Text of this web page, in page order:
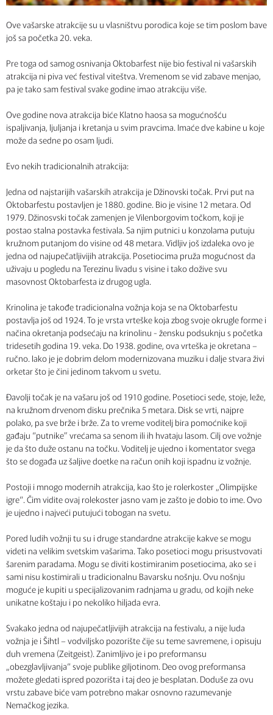
Ove vašarske atrakcije su u vlasništvu porodica koje se tim poslom bave
još sa početka 20. veka.
Pre toga od samog osnivanja Oktobarfest nije bio festival ni vašarskih
atrakcija ni piva već festival viteštva. Vremenom se vid zabave menjao,
pa je tako sam festival svake godine imao atrakciju više.
Ove godine nova atrakcija biće Klatno haosa sa mogućnošću
ispaljivanja, ljuljanja i kretanja u svim pravcima. Imaće dve kabine u koje
može da sedne po osam ljudi.
Evo nekih tradicionalnih atrakcija:
Jedna od najstarijih vašarskih atrakcija je Džinovski točak. Prvi put na
Oktobarfestu postavljen je 1880. godine. Bio je visine 12 metara. Od
1979. Džinosvski točak zamenjen je Vilenborgovim točkom, koji je
postao stalna postavka festivala. Sa njim putnici u konzolama putuju
kružnom putanjom do visine od 48 metara. Vidljiv još izdaleka ovo je
jedna od najupečatljivijih atrakcija. Posetiocima pruža mogućnost da
uživaju u pogledu na Terezinu livadu s visine i tako dožive svu
masovnost Oktobarfesta iz drugog ugla.
Krinolina je takođe tradicionalna vožnja koja se na Oktobarfestu
postavlja još od 1924. To je vrsta vrteške koja zbog svoje okrugle forme i
načina okretanja podsećaju na krinolinu - žensku podsuknju s početka
tridesetih godina 19. veka. Do 1938. godine, ova vrteška je okretana –
ručno. Iako je je dobrim delom modernizovana muziku i dalje stvara živi
orketar što je čini jedinom takvom u svetu.
Đavolji točak je na vašaru još od 1910 godine. Posetioci sede, stoje, leže,
na kružnom drvenom disku prečnika 5 metara. Disk se vrti, najpre
polako, pa sve brže i brže. Za to vreme voditelj bira pomoćnike koji
gađaju “putnike” vrećama sa senom ili ih hvataju lasom. Cilj ove vožnje
je da što duže ostanu na točku. Voditelj je ujedno i komentator svega
što se događa uz šaljive doetke na račun onih koji ispadnu iz vožnje.
Postoji i mnogo modernih atrakcija, kao što je rolerkoster „Olimpijske
igre“. Čim vidite ovaj rolekoster jasno vam je zašto je dobio to ime. Ovo
je ujedno i najveći putujući tobogan na svetu.
Pored ludih vožnji tu su i druge standardne atrakcije kakve se mogu
videti na velikim svetskim vašarima. Tako posetioci mogu prisustvovati
šarenim paradama. Mogu se diviti kostimiranim posetiocima, ako se i
sami nisu kostimirali u tradicionalnu Bavarsku nošnju. Ovu nošnju
moguće je kupiti u specijalizovanim radnjama u gradu, od kojih neke
unikatne koštaju i po nekoliko hiljada evra.
Svakako jedna od najupečatljivijih atrakcija na festivalu, a nije luda
vožnja je i Šihtl – vodviljsko pozorište čije su teme savremene, i opisuju
duh vremena (Zeitgeist). Zanimljivo je i po preformansu
„obezglavljivanja“ svoje publike giljotinom. Deo ovog preformansa
možete gledati ispred pozorišta i taj deo je besplatan. Doduše za ovu
vrstu zabave biće vam potrebno makar osnovno razumevanje
Nemačkog jezika.